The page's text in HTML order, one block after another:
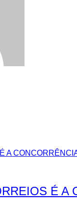
É A